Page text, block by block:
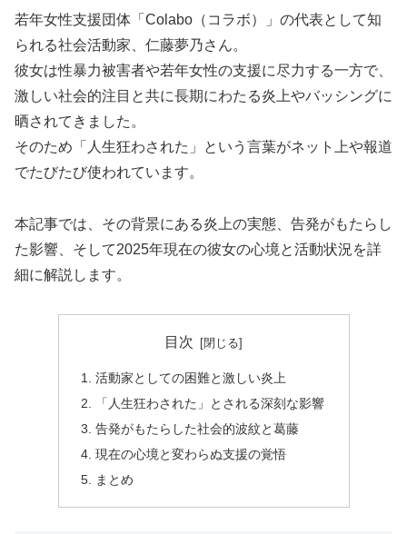
若年女性支援団体「Colabo（コラボ）」の代表として知
られる社会活動家、仁藤夢乃さん。
彼女は性暴力被害者や若年女性の支援に尽力する一方で、
激しい社会的注目と共に長期にわたる炎上やバッシングに
晒されてきました。
そのため「人生狂わされた」という言葉がネット上や報道
でたびたび使われています。
本記事では、その背景にある炎上の実態、告発がもたらし
た影響、そして2025年現在の彼女の心境と活動状況を詳
細に解説します。
目次
活動家としての困難と激しい炎上
「人生狂わされた」とされる深刻な影響
告発がもたらした社会的波紋と葛藤
現在の心境と変わらぬ支援の覚悟
まとめ